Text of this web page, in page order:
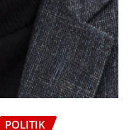
POLITIK